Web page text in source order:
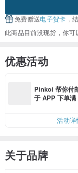
免费赠送电子贺卡 ，
此商品目前没现货，你可
优惠活动
Pinkoi 帮你付
于 APP 下单满
活动详
关于品牌